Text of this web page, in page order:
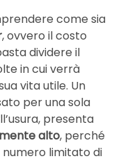
come sia
, ovvero il costo
dividere il
in cui verrà
vita utile. Un
per una sola
presenta
alto, perché
numero limitato di